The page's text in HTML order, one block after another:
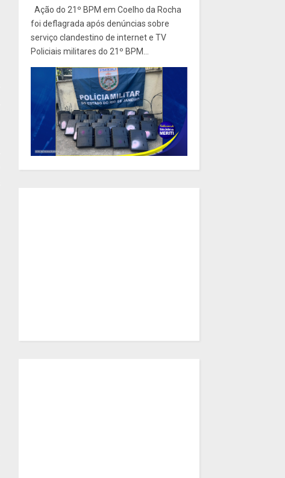
Ação do 21º BPM em Coelho da Rocha
foi deflagrada após denúncias sobre
serviço clandestino de internet e TV
Policiais militares do 21º BPM...